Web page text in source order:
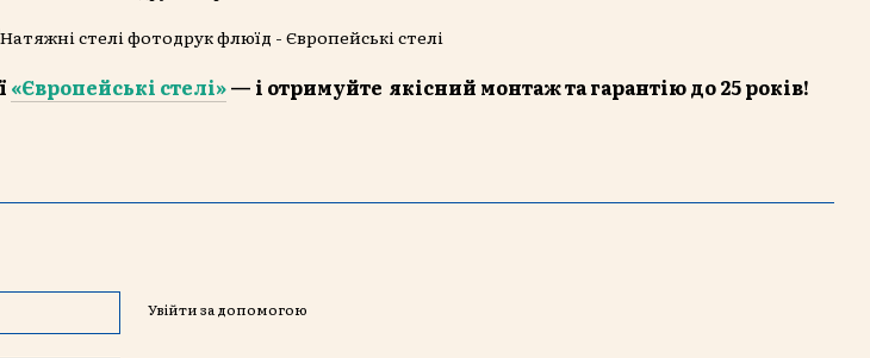
«Європейські стелі»— і отримуйте якісний монтаж та гарантію до 25 років!
Увійти за допомогою